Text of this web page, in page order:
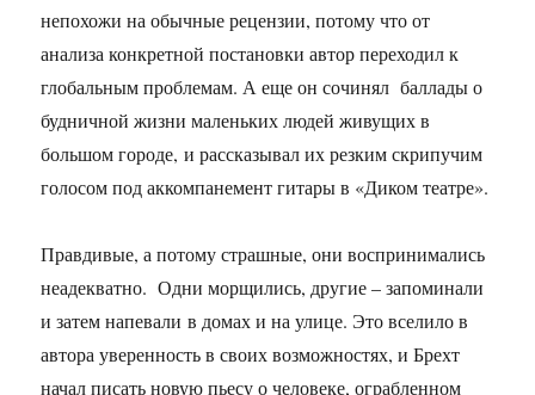
непохожи на обычные рецензии, потому что от
анализа конкретной постановки автор переходил к
глобальным проблемам. А еще он сочинял баллады о
будничной жизни маленьких людей живущих в
большом городе, и рассказывал их резким скрипучим
голосом под аккомпанемент гитары в «Диком театре».
Правдивые, а потому страшные, они воспринимались
неадекватно. Одни морщились, другие – запоминали
и затем напевали в домах и на улице. Это вселило в
автора уверенность в своих возможностях, и Брехт
начал писать новую пьесу о человеке, ограбленном